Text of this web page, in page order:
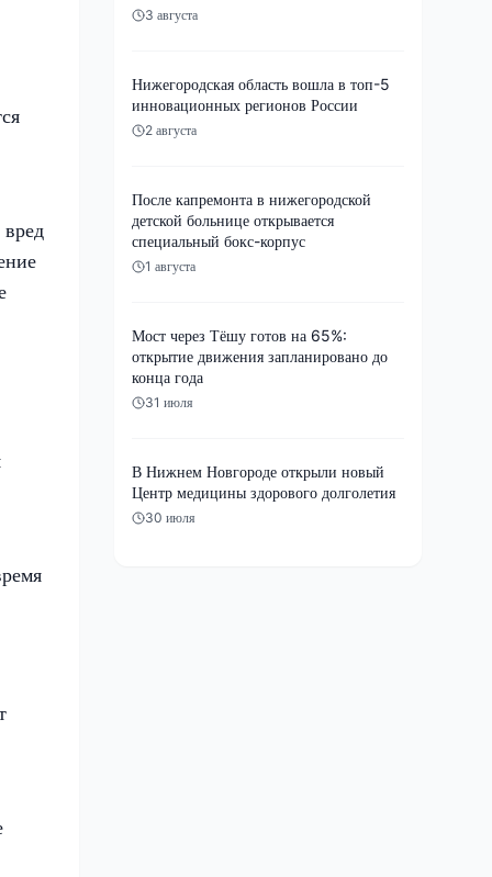
3 августа
Нижегородская область вошла в топ-5
инновационных регионов России
2 августа
После капремонта в нижегородской
детской больнице открывается
специальный бокс-корпус
1 августа
Мост через Тёшу готов на 65%:
открытие движения запланировано до
конца года
31 июля
В Нижнем Новгороде открыли новый
Центр медицины здорового долголетия
30 июля